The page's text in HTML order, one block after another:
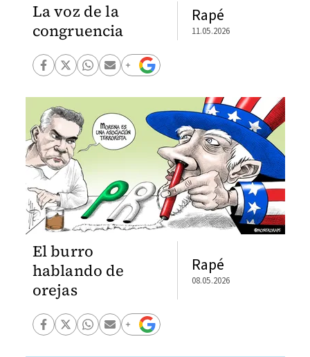
La voz de la
congruencia
Rapé
11.05.2026
El burro
hablando de
orejas
Rapé
08.05.2026